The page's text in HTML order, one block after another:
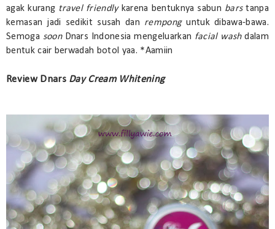
agak kurang travel friendly karena bentuknya sabun barstanpa
kemasan jadi sedikit susah dan remponguntuk dibawa-bawa.
Semoga soonDnars Indonesia mengeluarkan facial washdalam
bentuk cair berwadah botol yaa. *Aamiin
Review Dnars Day Cream Whitening